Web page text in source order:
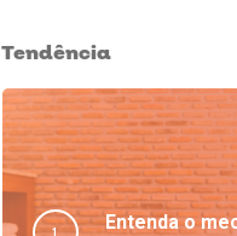
Tendência
Entenda o